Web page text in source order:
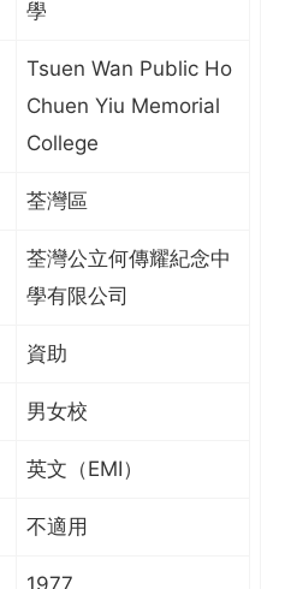
學
Tsuen Wan Public Ho
Chuen Yiu Memorial
College
荃灣區
荃灣公立何傳耀紀念中
學有限公司
資助
男女校
英文（EMI）
不適用